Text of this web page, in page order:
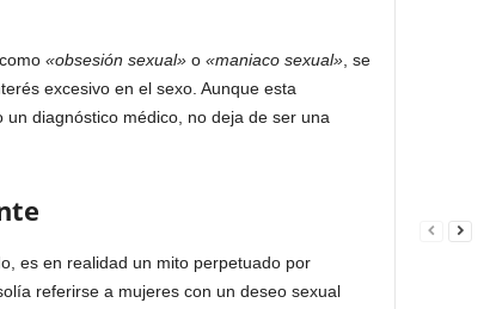
«obsesión sexual»o «maniaco sexual», se
excesivo en el sexo. Aunque esta
diagnóstico médico, no deja de ser una
es en realidad un mito perpetuado por
referirse a mujeres con un deseo sexual